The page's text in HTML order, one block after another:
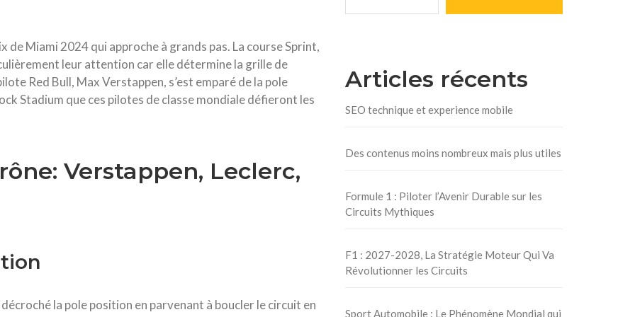
de Miami 2024 qui approche à grands pas. La course Sprint,
leur attention car elle détermine la grille de
Red Bull, Max Verstappen, s’est emparé de la pole
Stadium que ces pilotes de classe mondiale défieront les
Verstappen, Leclerc,
la pole position en parvenant à boucler le circuit en
Articles récents
SEO technique et experience mobile
Des contenus moins nombreux mais plus utiles
Formule 1 : Piloter l’Avenir Durable sur les
Circuits Mythiques
F1 : 2027-2028, La Stratégie Moteur Qui Va
Révolutionner les Circuits
Sport Automobile : Le Phénomène Mondial qui